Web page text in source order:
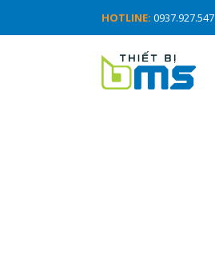
HOTLINE: 0937.927.547